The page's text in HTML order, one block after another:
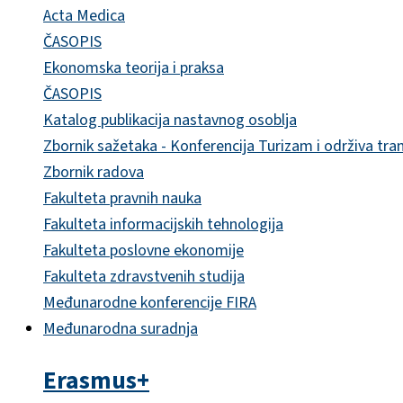
Acta Medica
ČASOPIS
Ekonomska teorija i praksa
ČASOPIS
Katalog publikacija nastavnog osoblja
Zbornik sažetaka - Konferencija Turizam i održiva
Zbornik radova
Fakulteta pravnih nauka
Fakulteta informacijskih tehnologija
Fakulteta poslovne ekonomije
Fakulteta zdravstvenih studija
Međunarodne konferencije FIRA
Međunarodna suradnja
Erasmus+